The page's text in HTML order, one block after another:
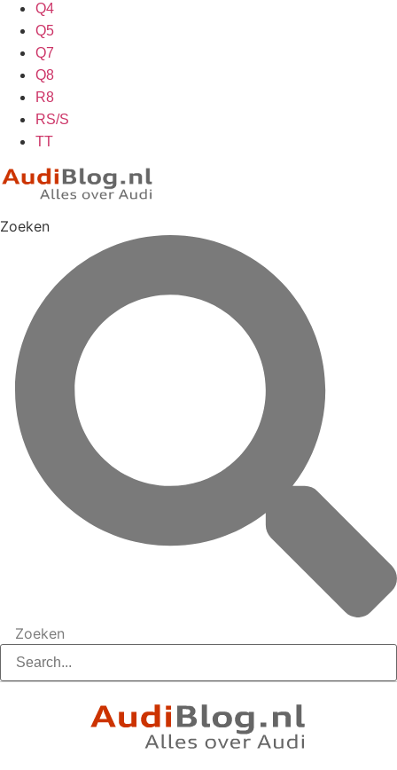
Q4
Q5
Q7
Q8
R8
RS/S
TT
Zoeken
Zoeken